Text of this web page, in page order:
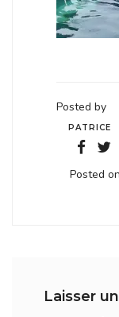
Posted by
PATRICE
Posted
Laisser